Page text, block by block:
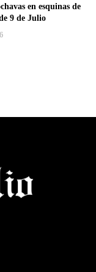
en esquinas de
9 de Julio